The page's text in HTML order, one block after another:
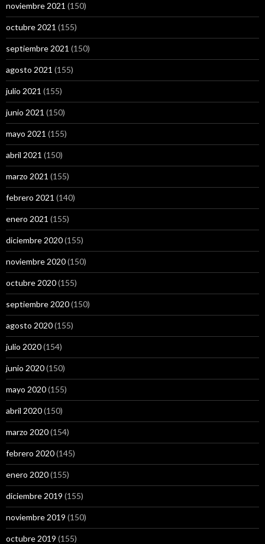
noviembre 2021 (150)
octubre 2021 (155)
septiembre 2021 (150)
agosto 2021 (155)
julio 2021 (155)
junio 2021 (150)
mayo 2021 (155)
abril 2021 (150)
marzo 2021 (155)
febrero 2021 (140)
enero 2021 (155)
diciembre 2020(155)
noviembre 2020(150)
octubre 2020(155)
septiembre 2020(150)
agosto 2020(155)
julio 2020(154)
junio 2020(150)
mayo 2020(155)
abril 2020(150)
marzo 2020(154)
febrero 2020(145)
enero 2020(155)
diciembre 2019 (155)
noviembre 2019 (150)
octubre 2019 (155)